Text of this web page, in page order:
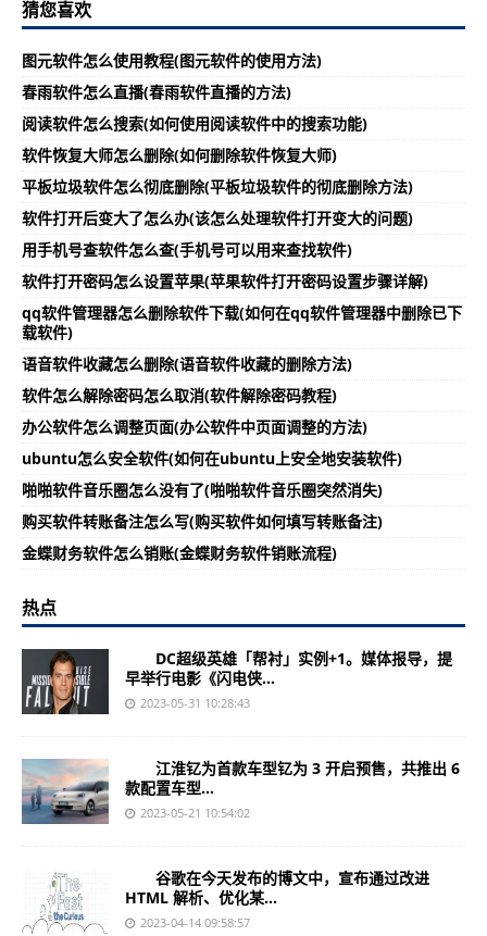
猜您喜欢
图元软件怎么使用教程(图元软件的使用方法)
春雨软件怎么直播(春雨软件直播的方法)
阅读软件怎么搜索(如何使用阅读软件中的搜索功能)
软件恢复大师怎么删除(如何删除软件恢复大师)
平板垃圾软件怎么彻底删除(平板垃圾软件的彻底删除方法)
软件打开后变大了怎么办(该怎么处理软件打开变大的问题)
用手机号查软件怎么查(手机号可以用来查找软件)
软件打开密码怎么设置苹果(苹果软件打开密码设置步骤详解)
qq软件管理器怎么删除软件下载(如何在qq软件管理器中删除已下
载软件)
语音软件收藏怎么删除(语音软件收藏的删除方法)
软件怎么解除密码怎么取消(软件解除密码教程)
办公软件怎么调整页面(办公软件中页面调整的方法)
ubuntu怎么安全软件(如何在ubuntu上安全地安装软件)
啪啪软件音乐圈怎么没有了(啪啪软件音乐圈突然消失)
购买软件转账备注怎么写(购买软件如何填写转账备注)
金蝶财务软件怎么销账(金蝶财务软件销账流程)
热点
DC超级英雄「帮衬」实例+1。媒体报导，提
早举行电影《闪电侠...
2023-05-31 10:28:43
江淮钇为首款车型钇为 3 开启预售，共推出 6
款配置车型...
2023-05-21 10:54:02
谷歌在今天发布的博文中，宣布通过改进
HTML 解析、优化某...
2023-04-14 09:58:57